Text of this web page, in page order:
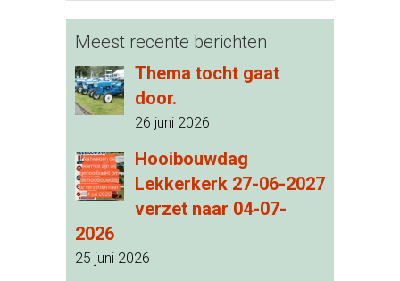
Meest recente berichten
Thema tocht gaat
door.
26 juni 2026
Hooibouwdag
Lekkerkerk 27-06-2027
verzet naar 04-07-
2026
25 juni 2026